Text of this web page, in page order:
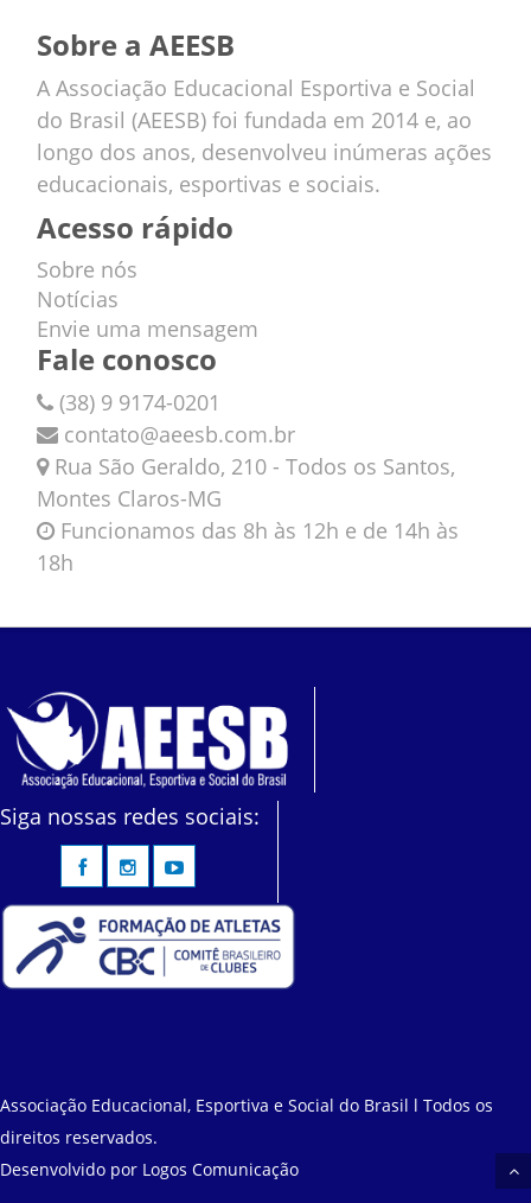
Sobre a AEESB
A Associação Educacional Esportiva e Social
do Brasil (AEESB) foi fundada em 2014 e, ao
longo dos anos, desenvolveu inúmeras ações
educacionais, esportivas e sociais.
Acesso rápido
Sobre nós
Notícias
Envie uma mensagem
Fale conosco
(38) 9 9174-0201
contato@aeesb.com.br
Rua São Geraldo, 210 - Todos os Santos,
Montes Claros-MG
Funcionamos das 8h às 12h e de 14h às
18h
Siga nossas redes sociais:
Associação Educacional, Esportiva e Social do Brasil l Todos os
direitos reservados.
Desenvolvido por Logos Comunicação